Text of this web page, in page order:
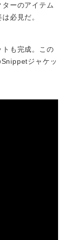
ーのアイテム
必見だ。
トも完成。この
ジャケッ